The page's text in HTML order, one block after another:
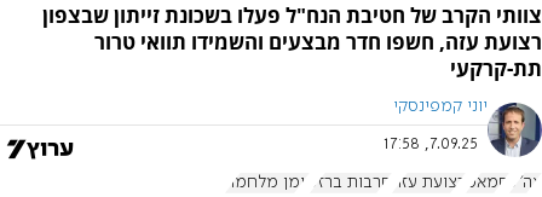
צוותי הקרב של חטיבת הנח"ל פעלו בשכונת זייתון שבצפון
רצועת עזה, חשפו חדר מבצעים והשמידו תוואי טרור
תת-קרקעי
יוני קמפינסקי
7.09.25, 17:58
צה"ל חמאס רצועת עזה חרבות ברזל יומן מלחמה